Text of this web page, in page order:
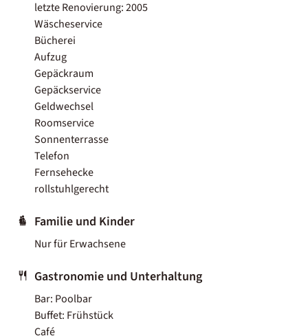
letzte Renovierung: 2005
Wäscheservice
Bücherei
Aufzug
Gepäckraum
Gepäckservice
Geldwechsel
Roomservice
Sonnenterrasse
Telefon
Fernsehecke
rollstuhlgerecht
Familie und Kinder
Nur für Erwachsene
Gastronomie und Unterhaltung
Bar: Poolbar
Buffet: Frühstück
Café